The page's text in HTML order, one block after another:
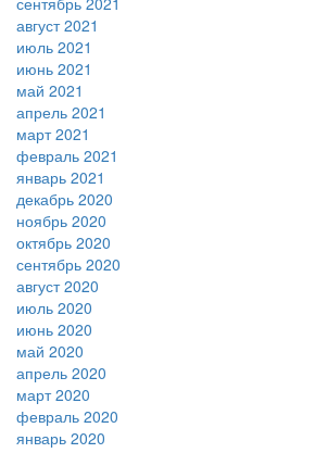
август 2021
июль 2021
июнь 2021
май 2021
апрель 2021
март 2021
февраль 2021
январь 2021
декабрь 2020
ноябрь 2020
октябрь 2020
сентябрь 2020
август 2020
июль 2020
июнь 2020
май 2020
апрель 2020
март 2020
февраль 2020
январь 2020